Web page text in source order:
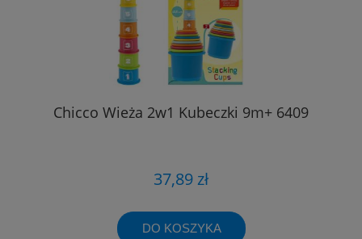
Chicco Wieża 2w1 Kubeczki 9m+ 6409
37,89 zł
DO KOSZYKA